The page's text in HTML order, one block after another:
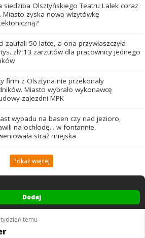
siedziba Olsztyńskiego Teatru Lalek coraz
Miasto zyska nową wizytówkę
zaufali 50-latce, a ona przywłaszczyła
zł? 13 zarzutów dla pracownicy jednego
firm z Olsztyna nie przekonały
Miasto wybrało wykonawcę
zajezdni MPK
wypadu na basen czy nad jezioro,
na ochłodę... w fontannie.
straż miejska
Pokaż więcej
Dodaj
temu